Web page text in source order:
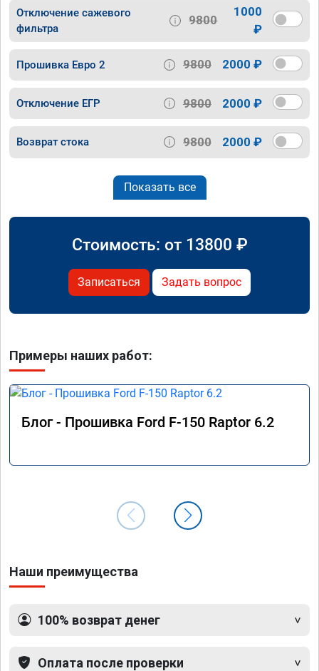
Отключение сажевого
фильтра
9800
1000
₽
Прошивка Евро 2 9800 2000 ₽
Отключение ЕГР 9800 2000 ₽
Возврат стока 9800 2000 ₽
Показать все
Стоимость: от 13800 ₽
Записаться Задать вопрос
Примеры наших работ:
Блог - Прошивка Ford F-150 Raptor 6.2
Наши преимущества
100% возврат денег
Оплата после проверки